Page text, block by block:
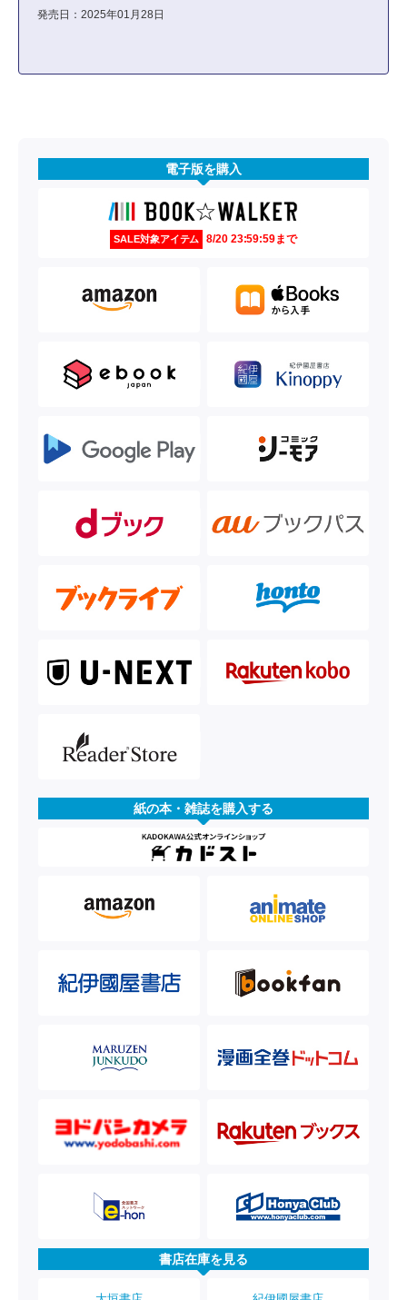
発売日：2025年01月28日
電子版を購入
SALE対象アイテム 8/20 23:59:59まで
紙の本・雑誌を購入する
書店在庫を見る